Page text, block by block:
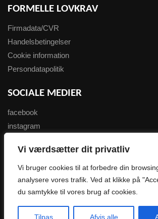
Vi værdsætter dit privatliv
Vi bruger cookies til at forbedre din
analysere vores trafik. Ved at klikke på
du samtykke til vores brug af cookies.
Tilpas Afvis alle
FORMELLE LOVKRAV
Firmadata/CVR
Handelsbetingelser
Cookie information
Persondatapolitik
SOCIALE MEDIER
facebook
instagram
NYHEDSBREV
Copyright 2007-2023